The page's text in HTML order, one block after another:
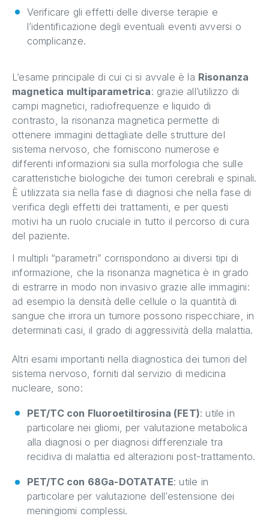
Verificare gli effetti delle diverse terapie e
l’identificazione degli eventuali eventi avversi o
complicanze.
L’esame principale di cui ci si avvale è la Risonanza
magnetica multiparametrica: grazie all’utilizzo di
campi magnetici, radiofrequenze e liquido di
contrasto, la risonanza magnetica permette di
ottenere immagini dettagliate delle strutture del
sistema nervoso, che forniscono numerose e
differenti informazioni sia sulla morfologia che sulle
caratteristiche biologiche dei tumori cerebrali e spinali.
È utilizzata sia nella fase di diagnosi che nella fase di
verifica degli effetti dei trattamenti, e per questi
motivi ha un ruolo cruciale in tutto il percorso di cura
del paziente.
I multipli “parametri” corrispondono ai diversi tipi di
informazione, che la risonanza magnetica è in grado
di estrarre in modo non invasivo grazie alle immagini:
ad esempio la densità delle cellule o la quantità di
sangue che irrora un tumore possono rispecchiare, in
determinati casi, il grado di aggressività della malattia.
Altri esami importanti nella diagnostica dei tumori del
sistema nervoso, forniti dal servizio di medicina
nucleare, sono:
PET/TC con Fluoroetiltirosina (FET): utile in
particolare nei gliomi, per valutazione metabolica
alla diagnosi o per diagnosi differenziale tra
recidiva di malattia ed alterazioni post-trattamento.
PET/TC con 68Ga-DOTATATE: utile in
particolare per valutazione dell’estensione dei
meningiomi complessi.